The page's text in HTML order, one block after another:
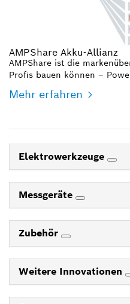
AMPShare Akku-Allianz
AMPShare ist die
Profis bauen können –
Mehr erfahren
Elektrowerkzeuge
Messgeräte
Zubehör
Weitere Innovationen